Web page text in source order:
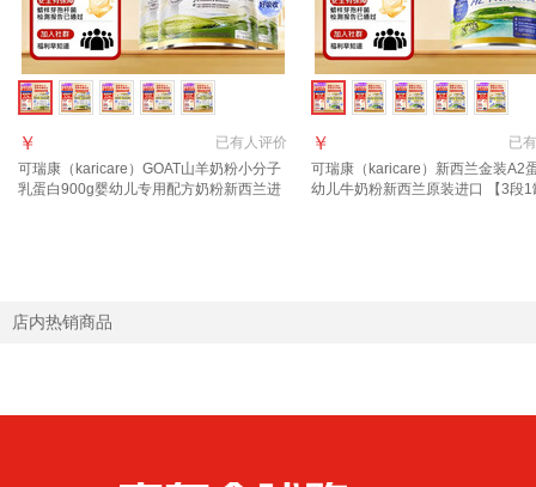
已有人评价
￥
可瑞康（karicare）GOAT山羊奶粉小分子
乳蛋白900g婴幼儿专用配方奶粉新西兰进
已有
￥
可瑞康（karicare）新西兰金装A2
幼儿牛奶粉新西兰原装进口 【3段1
店内热销商品